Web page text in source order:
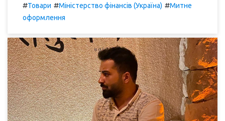
#Товари #Міністерство фінансів (Україна) #Митне
оформлення